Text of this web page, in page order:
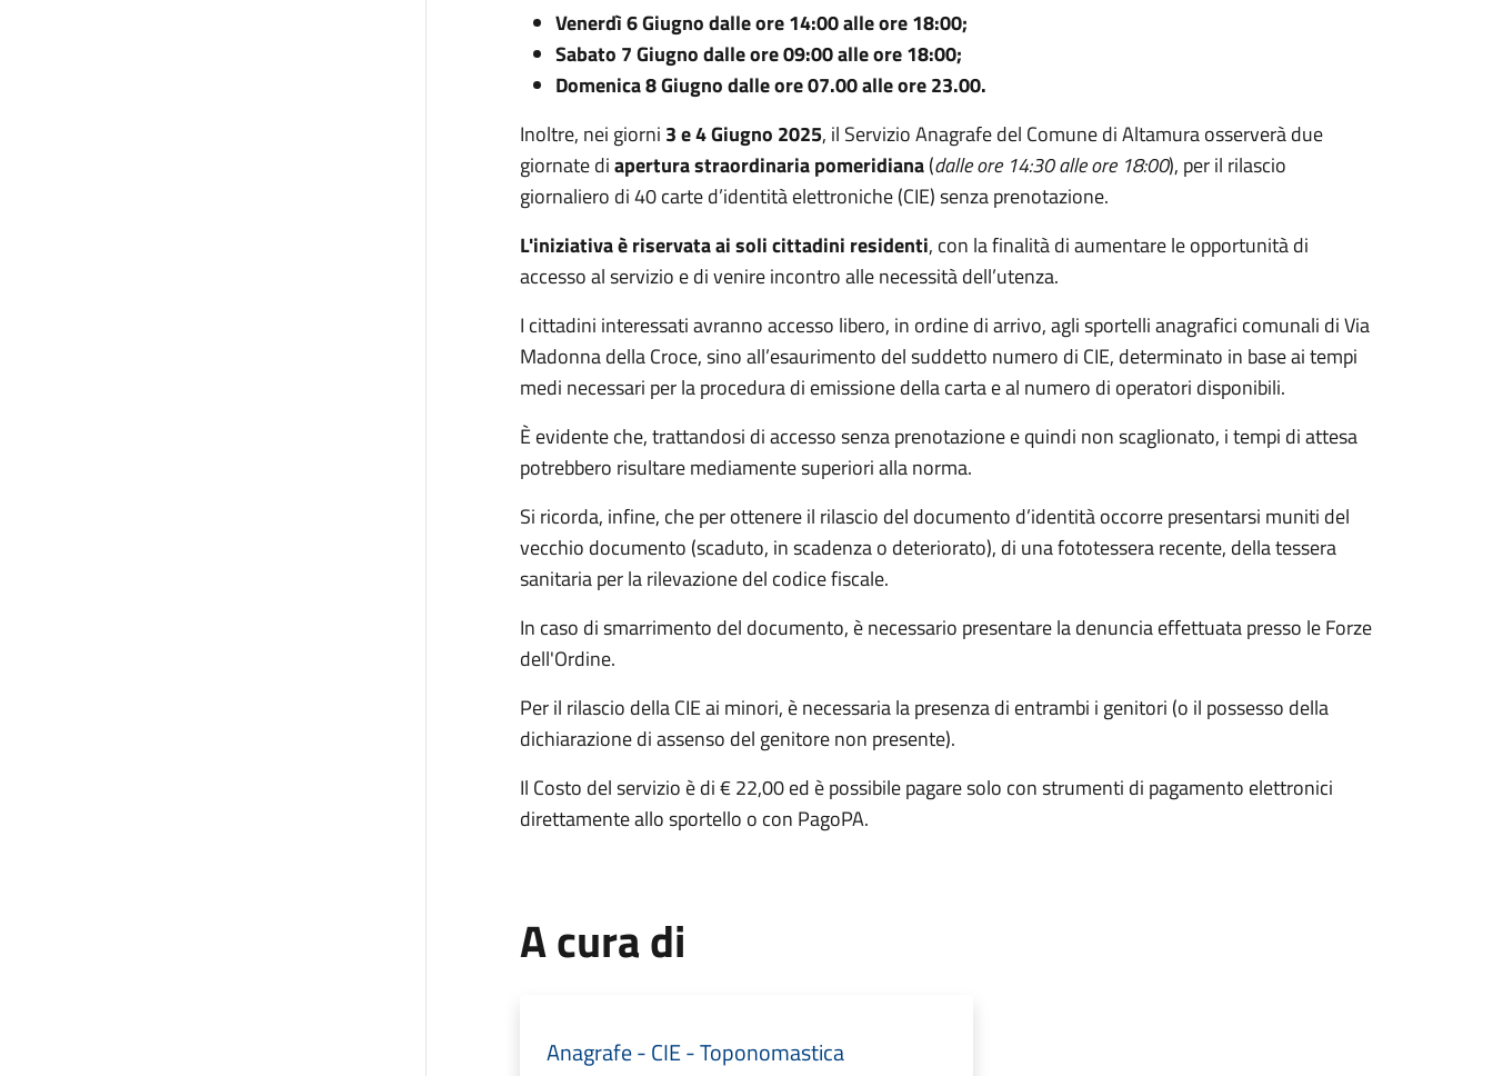
Venerdì 6 Giugno dalle ore 14:00 alle ore 18:00;
Sabato 7 Giugno dalle ore 09:00 alle ore 18:00;
Domenica 8 Giugno dalle ore 07.00 alle ore 23.00.
Inoltre, nei giorni 3 e 4 Giugno 2025, il Servizio Anagrafe del Comune di Altamura osserverà due
giornate diapertura straordinaria pomeridiana(dalle ore 14:30 alle ore 18:00), per il rilascio
giornaliero di 40 carte d’identità elettroniche (CIE) senza prenotazione.
L'iniziativa è riservata ai soli cittadini residenti, con la finalità di aumentare le opportunità di
accesso al servizio e di venire incontro alle necessità dell’utenza.
I cittadini interessati avranno accesso libero, in ordine di arrivo, agli sportelli anagrafici comunali di Via
Madonna della Croce, sino all’esaurimento del suddetto numero di CIE, determinato in base ai tempi
medi necessari per la procedura di emissione della carta e al numero di operatori disponibili.
È evidente che, trattandosi di accesso senza prenotazione e quindi non scaglionato, i tempi di attesa
potrebbero risultare mediamente superiori alla norma.
Si ricorda, infine, che per ottenere il rilascio del documento d’identità occorre presentarsi muniti del
vecchio documento (scaduto, in scadenza o deteriorato), di una fototessera recente, della tessera
sanitaria per la rilevazione del codice fiscale.
In caso di smarrimento del documento, è necessario presentare la denuncia effettuata presso le Forze
dell'Ordine.
Per il rilascio della CIE ai minori, è necessaria la presenza di entrambi i genitori (o il possesso della
dichiarazione di assenso del genitore non presente).
Il Costo del servizio è di € 22,00 ed è possibile pagare solo con strumenti di pagamento elettronici
direttamente allo sportello o con PagoPA.
A cura di
Anagrafe - CIE - Toponomastica